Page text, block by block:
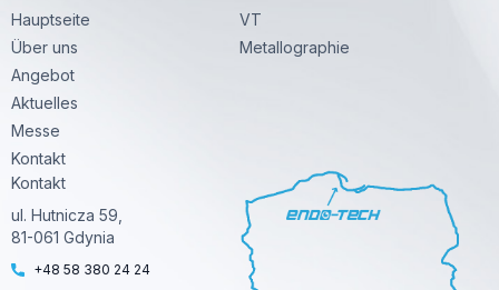
b
o
o
k
-
f
e
i
n
-
i
Hauptseite
Über uns
Angebot
Aktuelles
Messe
Kontakt
VT
Metallographie
Kontakt
ul. Hutnicza 59,
81-061 Gdynia
+48 58 380 24 24